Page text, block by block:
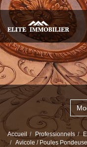
Accueil Professionnels
Avicole / Poules